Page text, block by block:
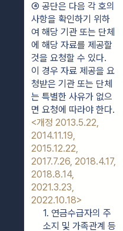
④ 공단은 다음 각 호의
사항을 확인하기 위하
여 해당 기관 또는 단체
에 해당 자료를 제공할
것을 요청할 수 있다.
이 경우 자료 제공을 요
청받은 기관 또는 단체
는 특별한 사유가 없으
<개정 2013.5.22,
2014.11.19,
2015.12.22,
2017.7.26, 2018.4.17,
2018.8.14,
2021.3.23,
2022.10.18>
1. 연금수급자의 주
소지 및 가족관계 등